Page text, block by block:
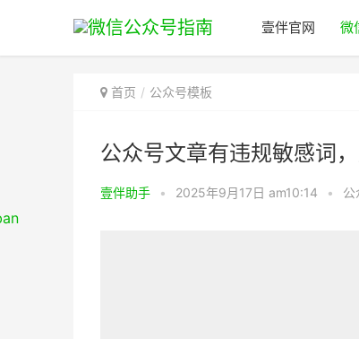
壹伴官网 微
首页 公众号模板
公众号文章有违规敏感词
壹伴助手 • 2025年9月17日 am10:14 • 公